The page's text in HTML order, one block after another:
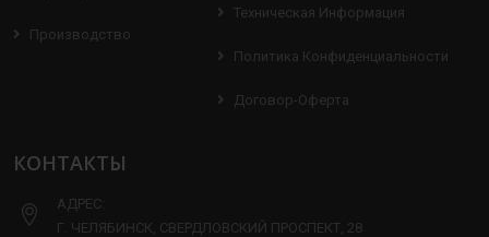
Производство
Техническая Информация
Политика Конфиденциальности
Договор-Оферта
КОНТАКТЫ
АДРЕС:
Г. ЧЕЛЯБИНСК, СВЕРДЛОВСКИЙ ПРОСПЕКТ, 28